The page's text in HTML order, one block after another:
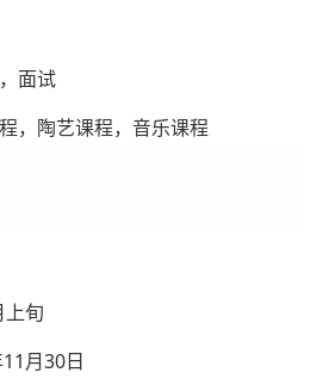
面试
，陶艺课程，音乐课程
旬
月30日